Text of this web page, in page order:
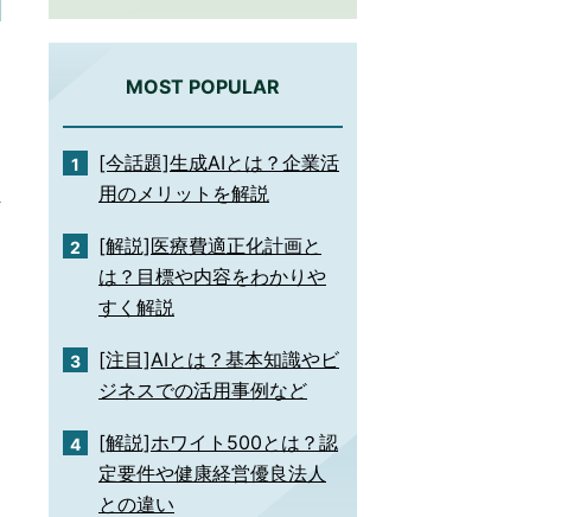
MOST POPULAR
[今話題]生成AIとは？企業活
用のメリットを解説
[解説]医療費適正化計画と
は？目標や内容をわかりや
すく解説
[注目]AIとは？基本知識やビ
ジネスでの活用事例など
[解説]ホワイト500とは？認
定要件や健康経営優良法人
との違い